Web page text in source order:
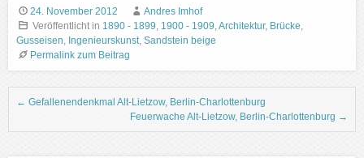
24. November 2012
Andres Imhof
Veröffentlicht in 1890 - 1899 1900 - 1909 Architektur, Brücke
Gusseisen Ingenieurskunst Sandstein beige
Permalink zum Beitrag
Beitrags-Navigation
← Gefallenendenkmal Alt-Lietzow, Berlin-Charlottenburg
Feuerwache Alt-Lietzow, Berlin-Charlottenburg →